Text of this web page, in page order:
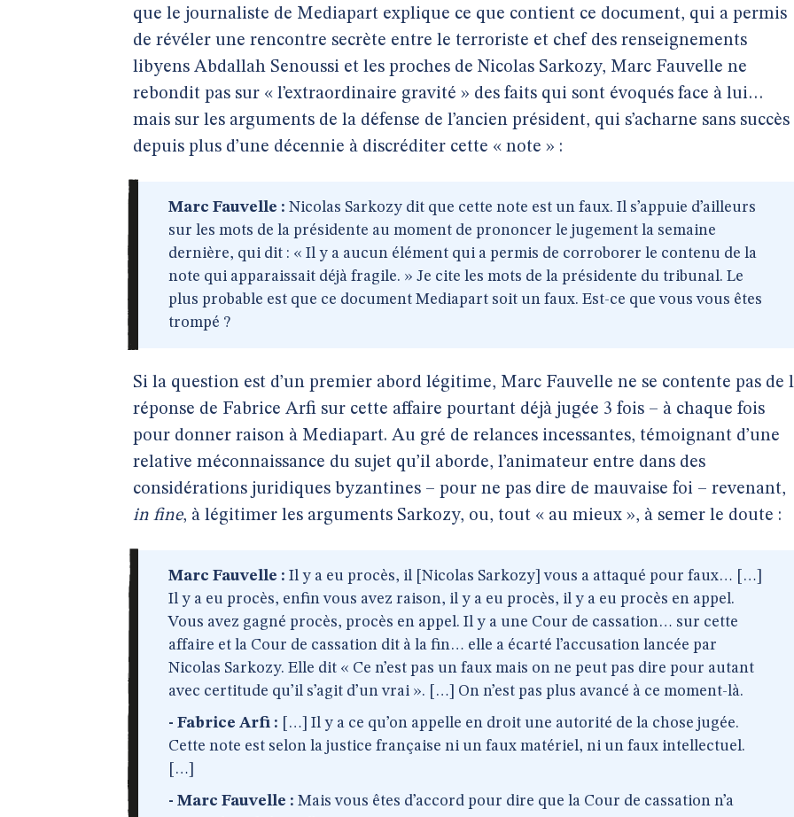
que le journaliste de Mediapart explique ce que contient ce document, qui a permis
de révéler une rencontre secrète entre le terroriste et chef des renseignements
libyens Abdallah Senoussi et les proches de Nicolas Sarkozy, Marc Fauvelle ne
rebondit pas sur « l’extraordinaire gravité » des faits qui sont évoqués face à lui…
mais sur les arguments de la défense de l’ancien président, qui s’acharne sans succès
depuis plus d’une décennie à discréditer cette « note » :
Marc Fauvelle : Nicolas Sarkozy dit que cette note est un faux. Il s’appuie d’ailleurs
sur les mots de la présidente au moment de prononcer le jugement la semaine
dernière, qui dit : « Il y a aucun élément qui a permis de corroborer le contenu de la
note qui apparaissait déjà fragile. » Je cite les mots de la présidente du tribunal. Le
plus probable est que ce document Mediapart soit un faux. Est-ce que vous vous êtes
trompé ?
Si la question est d’un premier abord légitime, Marc Fauvelle ne se contente pas de
réponse de Fabrice Arfi sur cette affaire pourtant déjà jugée 3 fois – à chaque fois
pour donner raison à Mediapart. Au gré de relances incessantes, témoignant d’une
relative méconnaissance du sujet qu’il aborde, l’animateur entre dans des
considérations juridiques byzantines – pour ne pas dire de mauvaise foi – revenant,
in fine, à légitimer les arguments Sarkozy, ou, tout « au mieux », à semer le doute :
Marc Fauvelle : Il y a eu procès, il [Nicolas Sarkozy] vous a attaqué pour faux… […]
Il y a eu procès, enfin vous avez raison, il y a eu procès, il y a eu procès en appel.
Vous avez gagné procès, procès en appel. Il y a une Cour de cassation… sur cette
affaire et la Cour de cassation dit à la fin… elle a écarté l’accusation lancée par
Nicolas Sarkozy. Elle dit « Ce n’est pas un faux mais on ne peut pas dire pour autant
avec certitude qu’il s’agit d’un vrai ». […] On n’est pas plus avancé à ce moment-là.
- Fabrice Arfi : […] Il y a ce qu’on appelle en droit une autorité de la chose jugée.
Cette note est selon la justice française ni un faux matériel, ni un faux intellectuel.
[…]
- Marc Fauvelle : Mais vous êtes d’accord pour dire que la Cour de cassation n’a